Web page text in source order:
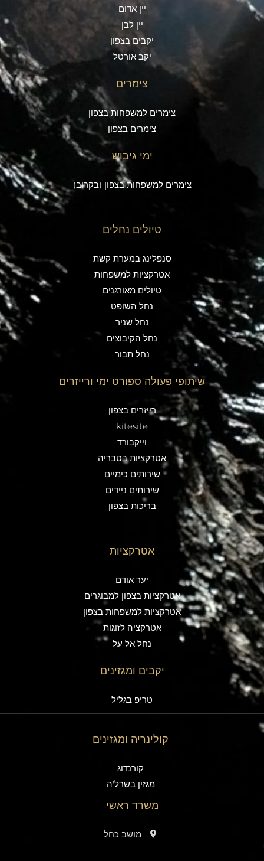
יין אדום
יין לבן
יקבים בצפון
יקב אורטל
צימרים
צימרים למשפחות בצפון
צימרים בצפון
ימי גיבוש
צימרים למשפחות בצפון (בקרוב)
טיולים נחלים
סנפלינג במערת קשת
אטרקציות למשפחות
טיולים מאורגנים
נחל השופט
נחל שניר
נחל הקיבוצים
נחל תבור
שיתופי פעולה ספורט ימי ורייזרים
רייזרים בצפון
kitesite
וייקבורד
אטרקציות בטבריה
שירותים כימיים
שירותים ניידים
בריכות בצפון
אטרקציות
יער אודם
אטרקציות בצפון למבוגרים
אטרקציות למשפחות בצפון
אטרקציה לזוגות
נחל אל על
יקבים ומגזינים
טריפ בגליל
קולינריה ומגזינים
קורנדוג
מגזין בשרל'ה
משרד ראשי
מושב כחל